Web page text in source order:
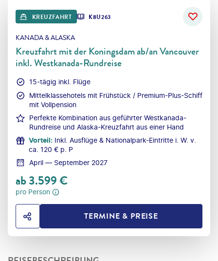
KREUZFAHRT K8U263
KANADA & ALASKA
Kreuzfahrt mit der Koningsdam ab/an Vancouver
inkl. Westkanada-Rundreise
15-tägig inkl. Flüge
Mittelklassehotels mit Frühstück / Premium-Plus-Schiff
mit Vollpension
Perfekte Kombination aus geführter Westkanada-
Rundreise und Alaska-Kreuzfahrt aus einer Hand
Vorteil: Inkl. Ausflüge & Nationalpark-Eintritte i. W. v.
ca. 120 € p. P
April — September 2027
ab3.599€
pro Person
HOTEL TEILENTERMINE & PREISE